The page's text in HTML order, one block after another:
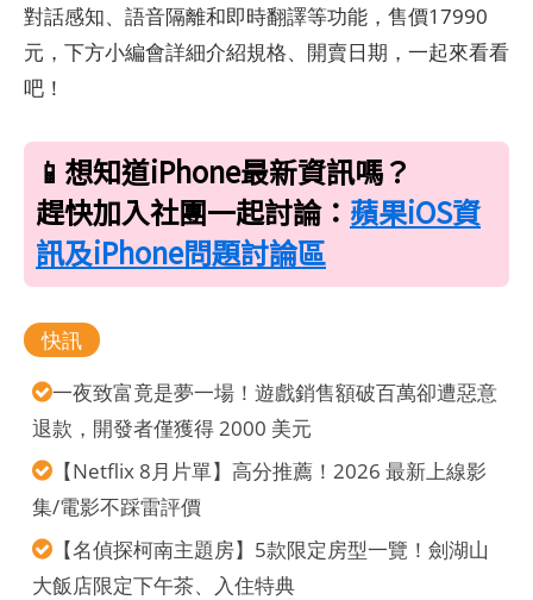
對話感知、語音隔離和即時翻譯等功能，售價17990
元，下方小編會詳細介紹規格、開賣日期，一起來看看
吧！
📱想知道iPhone最新資訊嗎？
趕快加入社團一起討論： 蘋果iOS資
訊及iPhone問題討論區
快訊
一夜致富竟是夢一場！遊戲銷售額破百萬卻遭惡意
退款，開發者僅獲得 2000 美元
【Netflix 8月片單】高分推薦！2026 最新上線影
集/電影不踩雷評價
【名偵探柯南主題房】5款限定房型一覽！劍湖山
大飯店限定下午茶、入住特典